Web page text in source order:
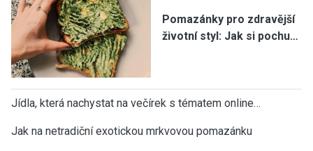
Pomazánky pro zdravější
životní styl: Jak si pochu…
Jídla, která nachystat na večírek s tématem online…
Jak na netradiční exotickou mrkvovou pomazánku